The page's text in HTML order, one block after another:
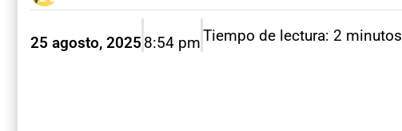
25 agosto, 2025 8:54 pmTiempo de lectura: 2 minutos